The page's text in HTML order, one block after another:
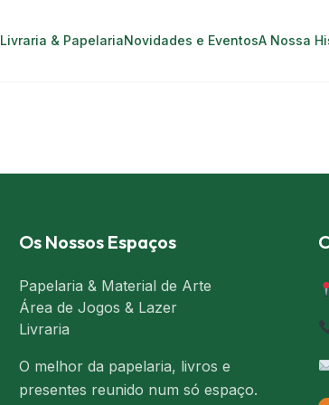
Livraria & PapelariaNovidades e EventosA Nossa
Os Nossos Espaços
Papelaria & Material de Arte
Área de Jogos & Lazer
Livraria
O melhor da papelaria, livros e
presentes reunido num só espaço.